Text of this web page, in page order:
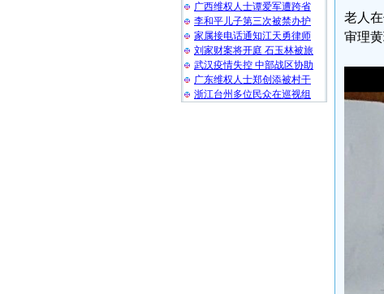
广西维权人士谭爱军遭跨省
李和平儿子第三次被禁办护
家属接电话通知江天勇律师
刘家财案将开庭 石玉林被旅
武汉疫情失控 中部战区协助
广东维权人士郑创添被村干
浙江台州多位民众在巡视组
老人
审理